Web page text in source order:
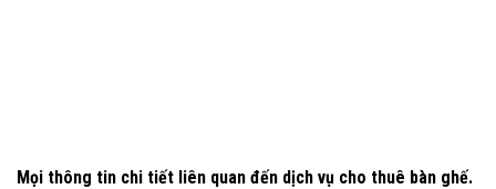
Mọi thông tin chi tiết liên quan đến dịch vụ cho thuê bàn ghế.